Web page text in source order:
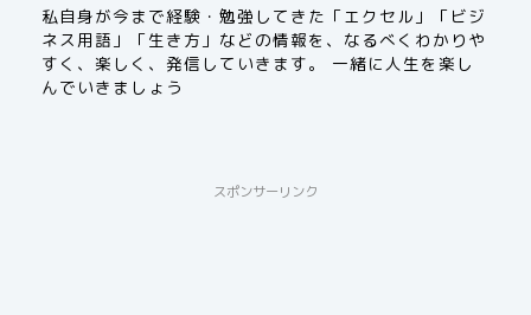
私自身が今まで経験・勉強してきた「エクセル」「ビジ
ネス用語」「生き方」などの情報を、なるべくわかりや
すく、楽しく、発信していきます。 一緒に人生を楽し
んでいきましょう
スポンサーリンク